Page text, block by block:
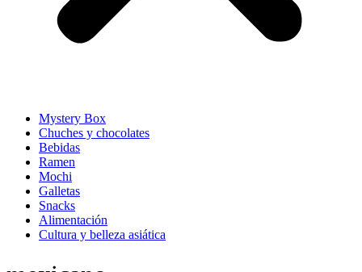
Mystery Box
Chuches y chocolates
Bebidas
Ramen
Mochi
Galletas
Snacks
Alimentación
Cultura y belleza asiática